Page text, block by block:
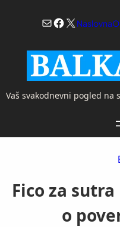
MailX Naslovna
Vaš svakodnevni pogled na
Fico za
o